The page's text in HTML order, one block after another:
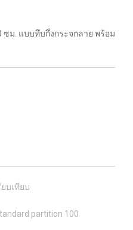
ม. แบบทึบกึ่งกระจกลาย พร้อม
ยบเทียบ
partition 100